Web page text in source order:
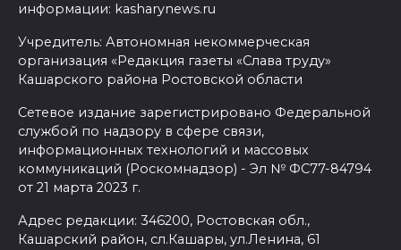
информации: kasharynews.ru
Учредитель: Автономная некоммерческая
организация «Редакция газеты «Слава труду»
Кашарского района Ростовской области
Сетевое издание зарегистрировано Федеральной
службой по надзору в сфере связи,
информационных технологий и массовых
коммуникаций (Роскомнадзор) - Эл № ФС77-84794
от 21 марта 2023 г.
Адрес редакции: 346200, Ростовская обл.,
Кашарский район, сл.Кашары, ул.Ленина, 61